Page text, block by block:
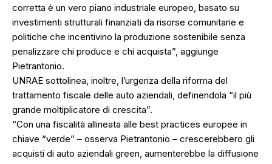
corretta è un vero piano industriale europeo, basato su
investimenti strutturali finanziati da risorse comunitarie e
politiche che incentivino la produzione sostenibile senza
penalizzare chi produce e chi acquista”, aggiunge
Pietrantonio.
UNRAE sottolinea, inoltre, l’urgenza della riforma del
trattamento fiscale delle auto aziendali, definendola “il più
grande moltiplicatore di crescita”.
“Con una fiscalità allineata alle best practices europee in
chiave “verde” – osserva Pietrantonio – crescerebbero gli
acquisti di auto aziendali green, aumenterebbe la diffusione